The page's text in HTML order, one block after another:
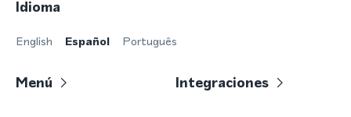
Idioma
English Español Português
Menú Integraciones